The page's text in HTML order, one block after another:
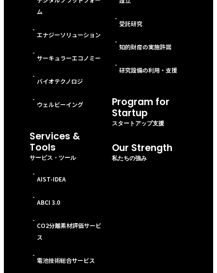
ム
-
エナジーソリューション
-
サーキュラーエコノミー
-
バイオテクノロジ
-
ウェルビーイング
Services &
Tools
サービス・ツール
-
AIST-IDEA
-
ABCI 3.0
-
CO2分離素材評価サービ
ス
-
電池技術総合サービス
-
受託研究
-
知的財産の実施許諾
-
研究設備の利用・支援
Program for
Startup
スタートアップ支援
Our Strength
私たちの強み